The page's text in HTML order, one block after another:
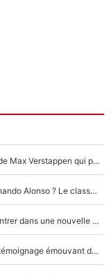
F1 - Une légende de McLaren refuse le transfert de Max Verstappen qui pourrait «faire des vagues» et plomber l'ambiance dans l'équipe
Max Verstappen, Lewis Hamilton… et bientôt Fernando Alonso ? Le classement des pilotes les mieux payés en Formule 1 risque de changer !
F1 - Alpine signe un accord «impensable» et va entrer dans une nouvelle dimension : Grande nouvelle pour Pierre Gasly !
F1 : « Je lui ai fait un câlin, puis j’ai dû partir...», le témoignage émouvant de Max Verstappen sur sa fille